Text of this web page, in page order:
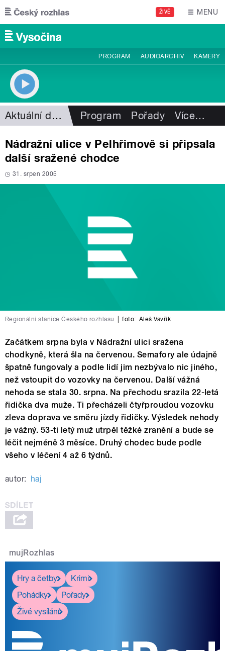
Přejít k hlavnímu obsahu
ŽIVĚ MENU
PROGRAM AUDIOARCHIV KAMERY
Aktuální dění Program Pořady Více…
Nádražní ulice v Pelhřimově si připsala
další sražené chodce
31. srpen 2005
Regionální stanice Českého rozhlasu foto: Aleš Vavřík
Začátkem srpna byla v Nádražní ulici sražena
chodkyně, která šla na červenou. Semafory ale údajně
špatně fungovaly a podle lidí jim nezbývalo nic jiného,
než vstoupit do vozovky na červenou. Další vážná
nehoda se stala 30. srpna. Na přechodu srazila 22-letá
řidička dva muže. Ti přecházeli čtyřproudou vozovku
zleva doprava ve směru jízdy řidičky. Výsledek nehody
je vážný. 53-ti letý muž utrpěl těžké zranění a bude se
léčit nejméně 3 měsíce. Druhý chodec bude podle
všeho v léčení 4 až 6 týdnů.
autor: haj
mujRozhlas
Hry a četby
Krimi
Pohádky
Pořady
Živé vysílání